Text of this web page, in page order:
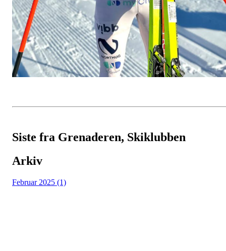
Siste fra Grenaderen, Skiklubben
Arkiv
Februar 2025 (1)